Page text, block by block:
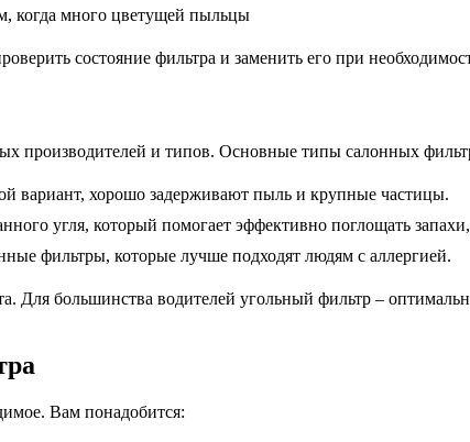
когда много цветущей пыльцы
состояние фильтра и заменить его при
производителей и типов. Основные типы салонных
вариант, хорошо задерживают пыль и крупные частицы.
угля, который помогает эффективно поглощать
фильтры, которые лучше подходят людям с аллергией.
Для большинства водителей угольный фильтр –
Вам понадобится: